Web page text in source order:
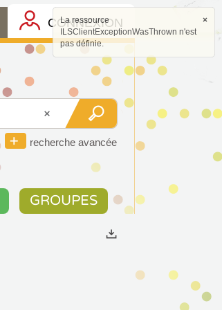
CONNEXION
recherche avancée
GROUPES
×
La ressource
ILSClientExceptionWasThrown n'est
pas définie.